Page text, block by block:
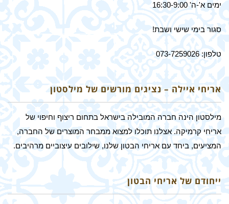
ימים א'-ה' 16:30-9:00
סגור בימי שישי ושבת!
טלפון: 073-7259026
אריחי איילה – נציגים מורשים של מילסטון
מילסטון הינה חברה המובילה בישראל בתחום ריצוף וחיפוי של
אריחי קרמיקה. אצלנו תוכלו למצוא ממבחר המוצרים של החברה,
המציעים, ביחד עם אריחי הבטון שלנו, שילובים עיצוביים מרהיבים.
ייחודם של אריחי הבטון